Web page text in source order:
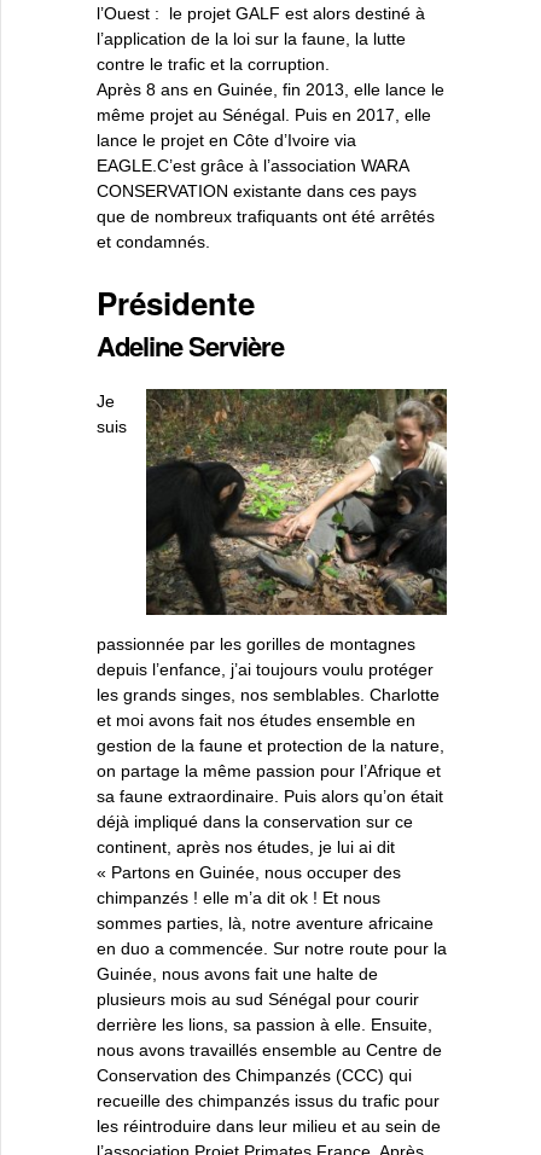
l’Ouest : le projet GALF est alors destiné à
l’application de la loi sur la faune, la lutte
contre le trafic et la corruption.
Après 8 ans en Guinée, fin 2013, elle lance le
même projet au Sénégal. Puis en 2017, elle
lance le projet en Côte d’Ivoire via
EAGLE.C’est grâce à l’association WARA
CONSERVATION existante dans ces pays
que de nombreux trafiquants ont été arrêtés
et condamnés.
Présidente
Adeline Servière
Je
suis
passionnée par les gorilles de montagnes
depuis l’enfance, j’ai toujours voulu protéger
les grands singes, nos semblables. Charlotte
et moi avons fait nos études ensemble en
gestion de la faune et protection de la nature,
on partage la même passion pour l’Afrique et
sa faune extraordinaire. Puis alors qu’on était
déjà impliqué dans la conservation sur ce
continent, après nos études, je lui ai dit
« Partons en Guinée, nous occuper des
chimpanzés ! elle m’a dit ok ! Et nous
sommes parties, là, notre aventure africaine
en duo a commencée. Sur notre route pour la
Guinée, nous avons fait une halte de
plusieurs mois au sud Sénégal pour courir
derrière les lions, sa passion à elle. Ensuite,
nous avons travaillés ensemble au Centre de
Conservation des Chimpanzés (CCC) qui
recueille des chimpanzés issus du trafic pour
les réintroduire dans leur milieu et au sein de